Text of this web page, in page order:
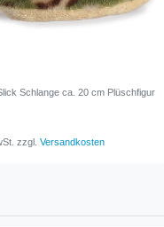
Schlange ca. 20 cm Plüschfigur
zzgl.Versandkosten